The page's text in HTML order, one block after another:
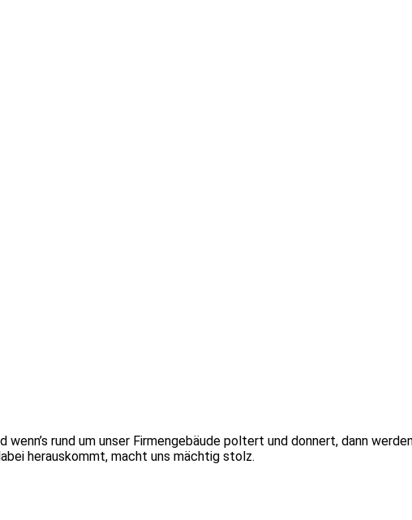
rund um unser Firmengebäude poltert und donnert, dann
herauskommt, macht uns mächtig stolz.